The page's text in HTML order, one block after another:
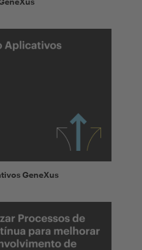
GeneXus